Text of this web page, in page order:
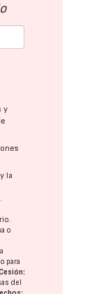
y
y la
o
para
del